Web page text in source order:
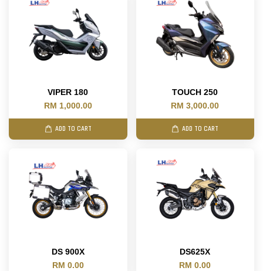
VIPER 180
RM 1,000.00
ADD TO CART
TOUCH 250
RM 3,000.00
ADD TO CART
DS 900X
RM 0.00
DS625X
RM 0.00